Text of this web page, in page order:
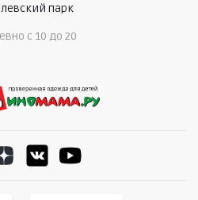
парк
c 10 до 20